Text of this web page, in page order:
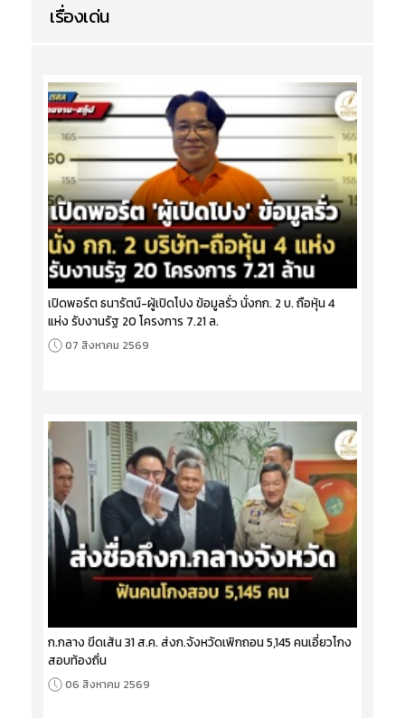
เรื่องเด่น
เปิดพอร์ต ธนารัตน์-ผู้เปิดโปง ข้อมูลรั่ว นั่งกก. 2 บ. ถือหุ้น 4
แห่ง รับงานรัฐ 20 โครงการ 7.21 ล.
07 สิงหาคม 2569
ก.กลาง ขีดเส้น 31 ส.ค. ส่งก.จังหวัดเพิกถอน 5,145 คนเอี่ยวโกง
สอบท้องถิ่น
06 สิงหาคม 2569